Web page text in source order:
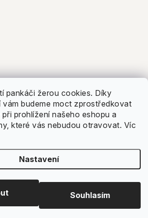
pankáči žerou cookies. Díky
vám budeme moct zprostředkovat
prohlížení našeho eshopu a
které vás nebudou otravovat. Víc
Nastavení
Souhlasím